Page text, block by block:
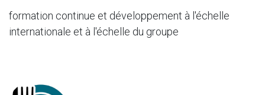
formation continue et développement à l'échelle
internationale et à l'échelle du groupe